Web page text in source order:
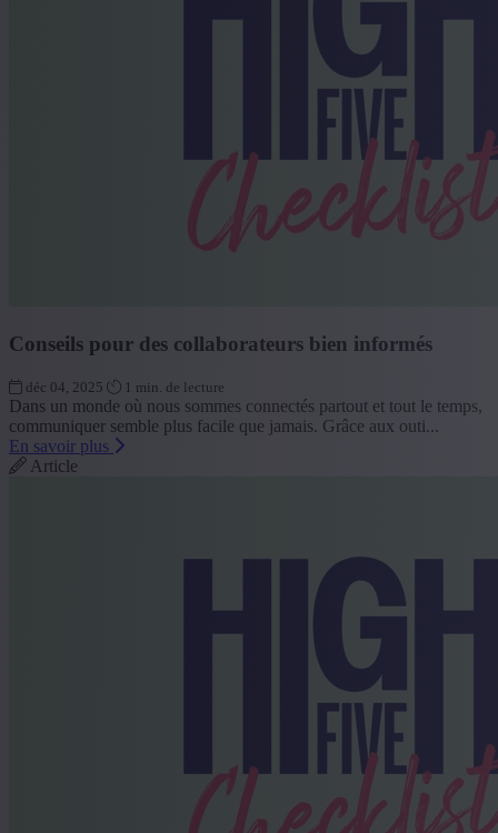
Conseils pour des collaborateurs bien informés
déc 04, 2025 1 min. de lecture
Dans un monde où nous sommes connectés partout et tout le temps,
communiquer semble plus facile que jamais. Grâce aux outi...
En savoir plus
Article